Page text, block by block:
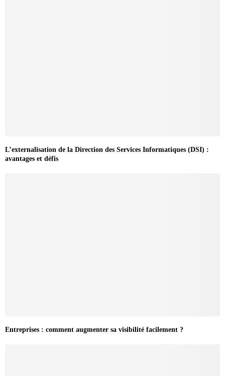
L’externalisation de la Direction des Services Informatiques (DSI) :
avantages et défis
Entreprises : comment augmenter sa visibilité facilement ?